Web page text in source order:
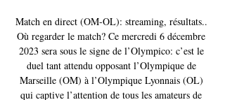
Match en direct (OM-OL): streaming, résultats..
Où regarder le match? Ce mercredi 6 décembre
2023 sera sous le signe de l’Olympico: c’est le
duel tant attendu opposant l’Olympique de
Marseille (OM) à l’Olympique Lyonnais (OL)
qui captive l’attention de tous les amateurs de